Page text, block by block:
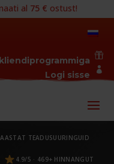
al 75 € ostust!


Logi sisse
TEADUSUURINGUID
4.9/5 · 469+ HINNANGUT